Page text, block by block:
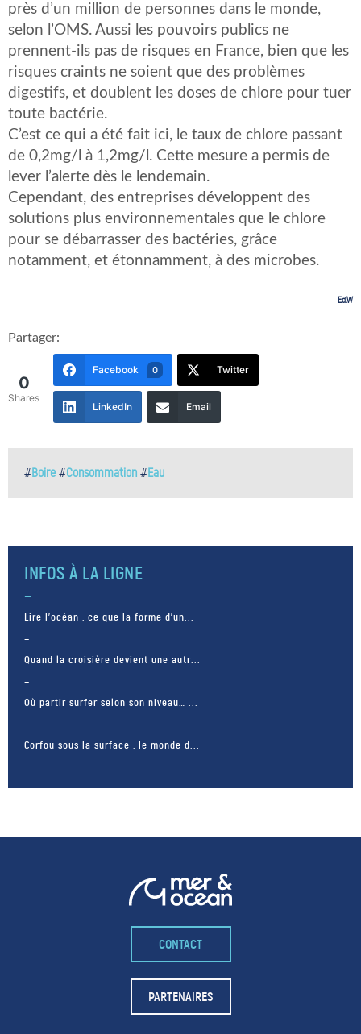
près d’un million de personnes dans le monde,
selon l’OMS. Aussi les pouvoirs publics ne
prennent-ils pas de risques en France, bien que les
risques craints ne soient que des problèmes
digestifs, et doublent les doses de chlore pour tuer
toute bactérie.
C’est ce qui a été fait ici, le taux de chlore passant
de 0,2mg/l à 1,2mg/l. Cette mesure a permis de
lever l’alerte dès le lendemain.
Cependant, des entreprises développent des
solutions plus environnementales que le chlore
pour se débarrasser des bactéries, grâce
notamment, et étonnamment, à des microbes.
Ed.W
Partager:
0
Shares
Facebook 0 Twitter
LinkedIn Email
#Boire #Consommation #Eau
INFOS À LA LIGNE
Lire l’océan : ce que la forme d’un...
Quand la croisière devient une autr...
Où partir surfer selon son niveau… ...
Corfou sous la surface : le monde d...
– FACEBOOK –
POUR LIKER
TA MER
CONTACT
PARTENAIRES